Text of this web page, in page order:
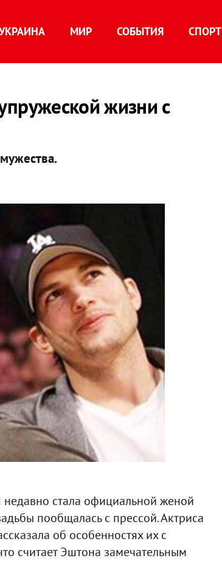
МИР СОБЫТИЯ СПОРТ
жизни с
недавно стала официальной женой
пообщалась с прессой. Актриса
об особенностях их с
считает Эштона замечательным